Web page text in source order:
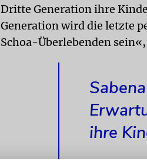
Dritte Generation ihre
Generation wird die letzte
Schoa-Überlebenden
ihre